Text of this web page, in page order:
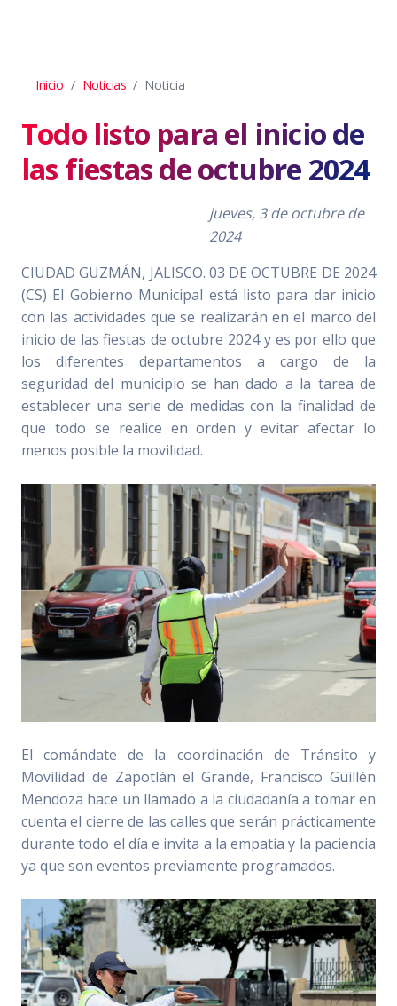
Inicio Noticias Noticia
Todo listo para el inicio de
las fiestas de octubre 2024
jueves, 3 de octubre de
2024
CIUDAD GUZMÁN, JALISCO. 03 DE OCTUBRE DE 2024
(CS) El Gobierno Municipal está listo para dar inicio
con las actividades que se realizarán en el marco del
inicio de las fiestas de octubre 2024 y es por ello que
los diferentes departamentos a cargo de la
seguridad del municipio se han dado a la tarea de
establecer una serie de medidas con la finalidad de
que todo se realice en orden y evitar afectar lo
menos posible la movilidad.
El comándate de la coordinación de Tránsito y
Movilidad de Zapotlán el Grande, Francisco Guillén
Mendoza hace un llamado a la ciudadanía a tomar en
cuenta el cierre de las calles que serán prácticamente
durante todo el día e invita a la empatía y la paciencia
ya que son eventos previamente programados.